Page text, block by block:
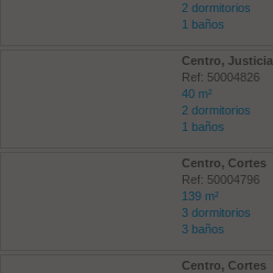
2 dormitorios
1 baños
Centro, Justicia
Ref: 50004826
40 m²
2 dormitorios
1 baños
Centro, Cortes
Ref: 50004796
139 m²
3 dormitorios
3 baños
Centro, Cortes